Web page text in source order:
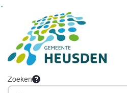
Ga naar de inhoud van deze pagina
Ga naar het zoeken
Ga naar het menu
Zoeken